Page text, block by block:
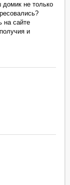
не только
на сайте
и